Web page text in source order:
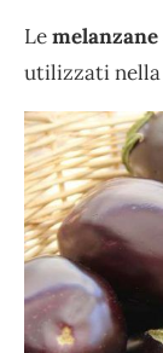
Lemelanzane
utilizzati nella